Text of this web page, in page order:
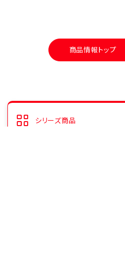
商品情報トップ
シリーズ商品